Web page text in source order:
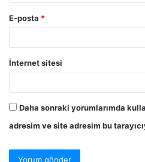
E-posta *
İnternet sitesi
Daha sonraki yorumlarımda
adresim ve site adresim bu